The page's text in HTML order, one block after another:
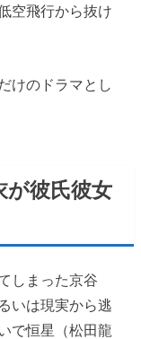
空飛行から抜け
けのドラマとし
彼氏彼女
しまった京谷
いは現実から逃
で恒星（松田龍